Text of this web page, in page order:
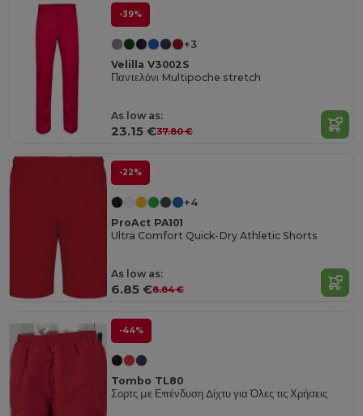
-39%
+3
Velilla V3002S
Παντελόνι Multipoche stretch
As low as:
23.15 €37.80 €
-22%
+4
ProAct PA101
Ultra Comfort Quick-Dry Athletic Shorts
As low as:
6.85 €8.84 €
-44%
Tombo TL80
Σορτς με Επένδυση Δίχτυ για Όλες τις Χρήσεις